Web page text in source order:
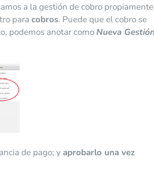
a la gestión de cobro propiamente
para cobros. Puede que el cobro se
podemos anotar como Nueva Gestión
de pago; yaprobarlo una vez